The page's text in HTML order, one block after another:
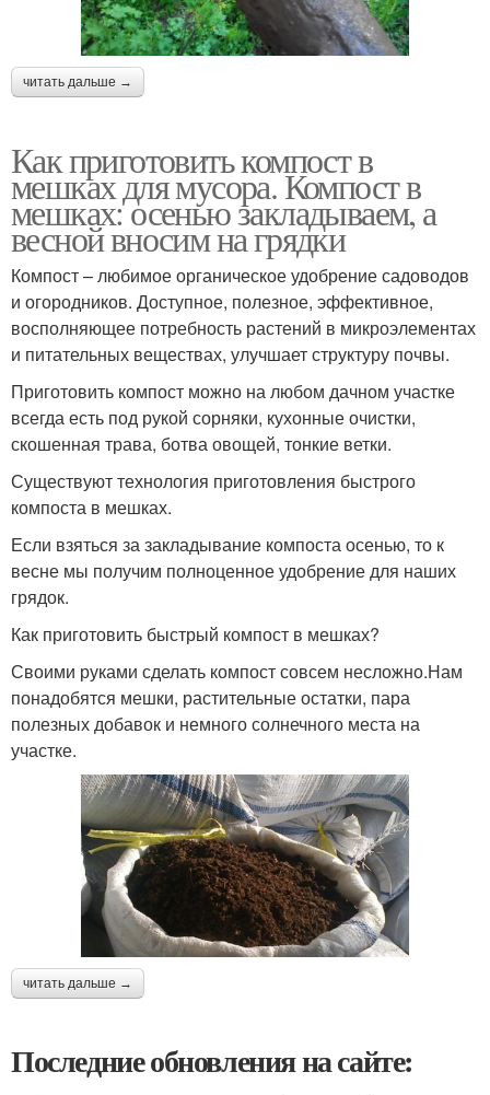
читать дальше →
Как приготовить компост в
мешках для мусора. Компост в
мешках: осенью закладываем, а
весной вносим на грядки
Компост – любимое органическое удобрение садоводов
и огородников. Доступное, полезное, эффективное,
восполняющее потребность растений в микроэлементах
и питательных веществах, улучшает структуру почвы.
Приготовить компост можно на любом дачном участке
всегда есть под рукой сорняки, кухонные очистки,
скошенная трава, ботва овощей, тонкие ветки.
Существуют технология приготовления быстрого
компоста в мешках.
Если взяться за закладывание компоста осенью, то к
весне мы получим полноценное удобрение для наших
грядок.
Как приготовить быстрый компост в мешках?
Своими руками сделать компост совсем несложно.Нам
понадобятся мешки, растительные остатки, пара
полезных добавок и немного солнечного места на
участке.
читать дальше →
Последние обновления на сайте: